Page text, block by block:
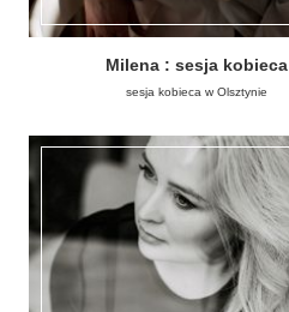
Milena : sesja kobieca
sesja kobieca w Olsztynie